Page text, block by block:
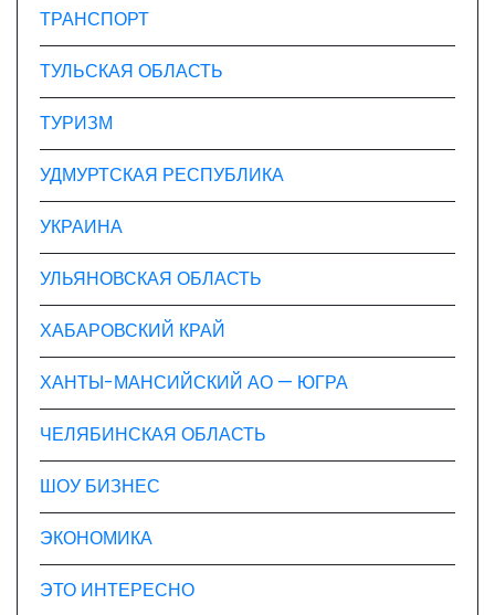
ТРАНСПОРТ
ТУЛЬСКАЯ ОБЛАСТЬ
ТУРИЗМ
УДМУРТСКАЯ РЕСПУБЛИКА
УКРАИНА
УЛЬЯНОВСКАЯ ОБЛАСТЬ
ХАБАРОВСКИЙ КРАЙ
ХАНТЫ-МАНСИЙСКИЙ АО — ЮГРА
ЧЕЛЯБИНСКАЯ ОБЛАСТЬ
ШОУ БИЗНЕС
ЭКОНОМИКА
ЭТО ИНТЕРЕСНО